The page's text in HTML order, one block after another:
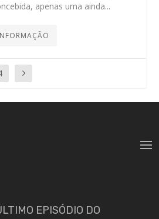
apenas uma ainda...
EPISÓDIO DO